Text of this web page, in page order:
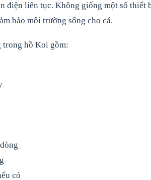
điện liên tục. Không giống một số
bảo môi trường sống cho cá.
trong hồ Koi gồm:
có